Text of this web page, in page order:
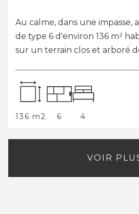
L'agence CI-IMMO est
proposer à la vente, cette
plain-pied de 114m² datant de
114 m2 5 3
VOIR